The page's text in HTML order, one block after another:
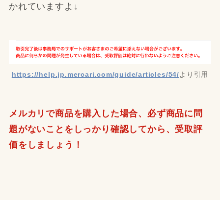
かれていますよ↓
https://help.jp.mercari.com/guide/articles/54/より引用
メルカリで商品を購入した場合、必ず商品に問
題がないことをしっかり確認してから、受取評
価をしましょう！